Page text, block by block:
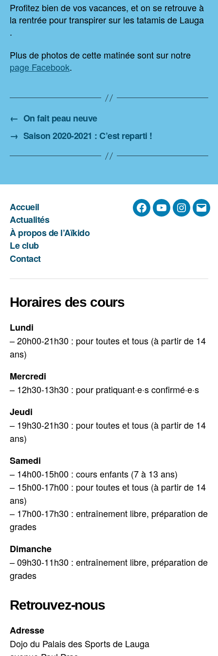
Profitez bien de vos vacances, et on se retrouve à
la rentrée pour transpirer sur les tatamis de Lauga
.
Plus de photos de cette matinée sont sur notre
page Facebook.
← On fait peau neuve
→ Saison 2020-2021 : C’est reparti !
Accueil
Actualités
À propos de l’Aïkido
Le club
Contact
FacebookYouTube E-
Horaires des cours
Lundi
– 20h00-21h30 : pour toutes et tous (à partir de 14
ans)
Mercredi
– 12h30-13h30 : pour pratiquant·e·s confirmé·e·s
Jeudi
– 19h30-21h30 : pour toutes et tous (à partir de 14
ans)
Samedi
– 14h00-15h00 : cours enfants (7 à 13 ans)
– 15h00-17h00 : pour toutes et tous (à partir de 14
ans)
– 17h00-17h30 : entraînement libre, préparation de
grades
Dimanche
– 09h30-11h30 : entraînement libre, préparation de
grades
Retrouvez-nous
Adresse
Dojo du Palais des Sports de Lauga